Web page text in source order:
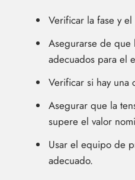
Verificar la fase y el
Asegurarse de que
adecuados para el
Verificar si hay una
Asegurar que la
supere el valor
Usar el equipo de
adecuado.